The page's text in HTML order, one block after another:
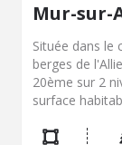
Mur-sur-
Située dans le
berges de
20ème sur 2
surface
placard -Un